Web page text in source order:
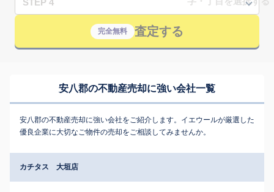
STEP 4
完全無料 査定する
安八郡の不動産売却に強い会社一覧
安八郡の不動産売却に強い会社をご紹介します。イエウールが厳選した
優良企業に大切なご物件の売却をご相談してみませんか。
カチタス 大垣店